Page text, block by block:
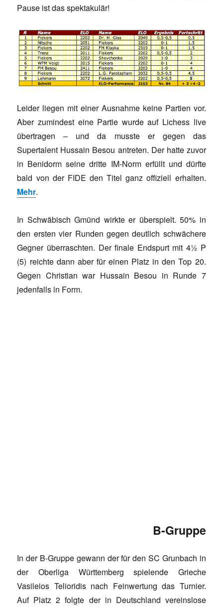
Pause ist das spektakulär!
Leider liegen mit einer Ausnahme keine Partien vor.
Aber zumindest eine Partie wurde auf Lichess live
übertragen – und da musste er gegen das
Supertalent Hussain Besou antreten. Der hatte zuvor
in Benidorm seine dritte IM-Norm erfüllt und dürfte
bald von der FIDE den Titel ganz offiziell erhalten.
Mehr.
In Schwäbisch Gmünd wirkte er überspielt. 50% in
den ersten vier Runden gegen deutlich schwächere
Gegner überraschten. Der finale Endspurt mit 4½ P
(5) reichte dann aber für einen Platz in den Top 20.
Gegen Christian war Hussain Besou in Runde 7
jedenfalls in Form.
B-Gruppe
In der B-Gruppe gewann der für den SC Grunbach in
der Oberliga Württemberg spielende Grieche
Vasileios Telioridis nach Feinwertung das Turnier.
Auf Platz 2 folgte der in Deutschland vereinslose